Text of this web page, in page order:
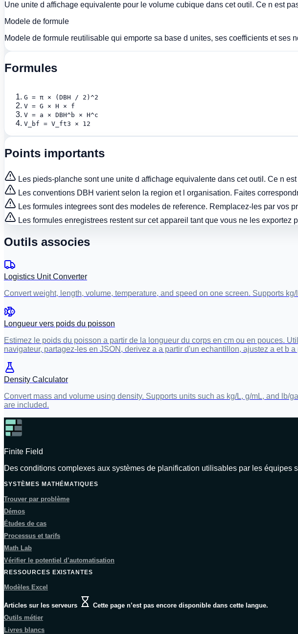
Une unite d affichage equivalente pour le volume cubique dans cet outil. Ce n est
Modele de formule
Modele de formule reutilisable qui emporte sa base d unites, ses coefficients et ses
Formules
G = π × (DBH / 2)^2
V = G × H × f
V = a × DBH^b × H^c
V_bf = V_ft3 × 12
Points importants
Les pieds-planche sont une unite d affichage equivalente dans cet outil. Ce n
Les conventions DBH varient selon la region et l organisation. Faites
Les formules integrees sont des modeles de reference. Remplacez-les par vos
Les formules enregistrees restent sur cet appareil tant que vous ne les exportez
Outils associes
Logistics Unit Converter
Convert weight, length, volume, temperature, and speed on one screen. Supports
Longueur vers poids du poisson
Estimez le poids du poisson a partir de la longueur du corps en cm ou en pouces.
navigateur, partagez-les en JSON, derivez a a partir d'un echantillon, ajustez a et
Density Calculator
Convert mass and volume using density. Supports units such as kg/L, g/mL, and
are included.
Finite Field
Des conditions complexes aux systèmes de planification utilisables par les équipes
SYSTÈMES MATHÉMATIQUES
Trouver par problème
Démos
Études de cas
Processus et tarifs
Math Lab
Vérifier le potentiel d’automatisation
RESSOURCES EXISTANTES
Modèles Excel
Articles sur les serveurs
Cette page n’est pas encore disponible dans cette langue.
Outils métier
Livres blancs